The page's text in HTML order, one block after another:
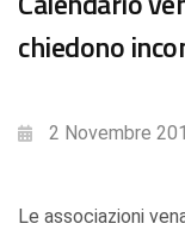
chiedono
2 Novembre
Le associazioni